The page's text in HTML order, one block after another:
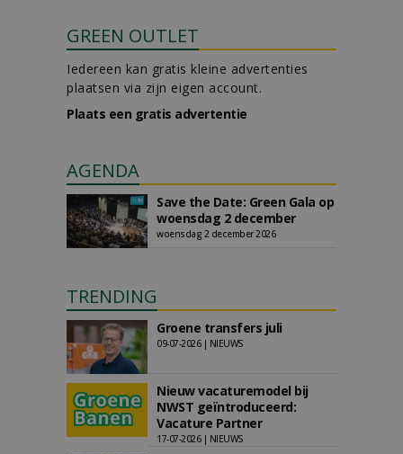
GREEN OUTLET
Iedereen kan gratis kleine advertenties
plaatsen via zijn eigen account.
Plaats een gratis advertentie
AGENDA
Save the Date: Green Gala op
woensdag 2 december
woensdag 2 december 2026
TRENDING
Groene transfers juli
09-07-2026 | NIEUWS
Nieuw vacaturemodel bij
NWST geïntroduceerd:
Vacature Partner
17-07-2026 | NIEUWS